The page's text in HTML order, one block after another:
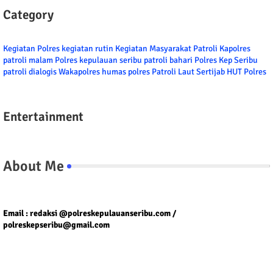
Category
Kegiatan Polres kegiatan rutin Kegiatan Masyarakat Patroli Kapolres
patroli malam Polres kepulauan seribu patroli bahari Polres Kep Seribu
patroli dialogisWakapolres humas polres Patroli LautSertijab HUT Polres
Entertainment
About Me
Email : redaksi @polreskepulauanseribu.com /
polreskepseribu@gmail.com